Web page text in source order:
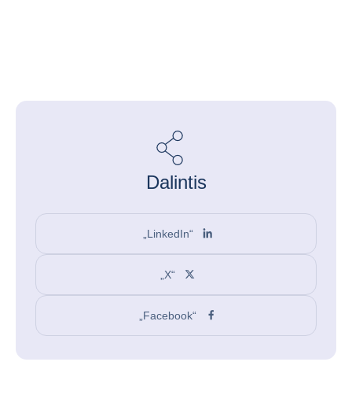
Dalintis
„LinkedIn“
„X“
„Facebook“